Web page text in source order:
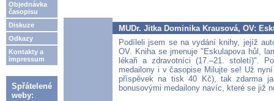
Objednávka
časopisu
Diskuze
Odkazy
Kontakty a
impressum
Spřátelené
weby:
MUDr. Jitka Dominika Krausová, OV:
Podíleli jsem se na vydání knihy, jejíž
OV. Kniha se jmenuje "Eskulapova hůl,
lékaři a zdravotníci (17.–21. století)".
medailony i v časopise Milujte se! Už
příspěvek na tisk 40 Kč), tak zdarma
bonusovými medailony navíc, které se již